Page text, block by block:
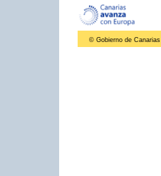
© Gobierno de Canarias